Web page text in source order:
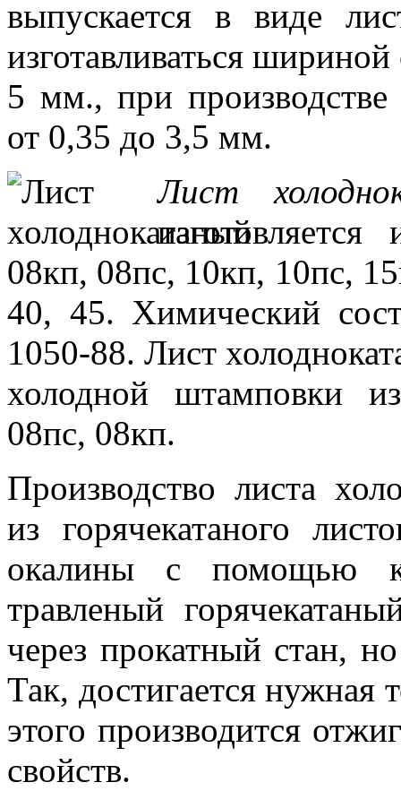
выпускается в виде
изготавливаться
5 мм., при производстве
от 0,35 до 3,5 мм.
Лист
08кп, 08пс, 10кп, 10пс,
40, 45. Химический
1050-88. Лист
холодной штамповки
08пс, 08кп.
Производство листа
из горячекатаного
окалины с помощью
травленый
через прокатный стан,
Так, достигается нужная
этого производится
свойств.